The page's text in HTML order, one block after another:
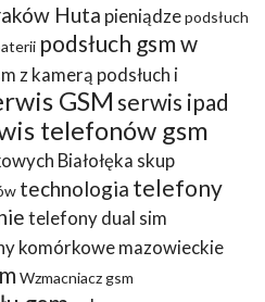
Huta pieniądzepodsłuch
podsłuch gsm w
z kamerą podsłuch i
GSM serwis ipad
telefonów gsm
Białołęka skup
technologia telefony
telefony dual sim
komórkowe mazowieckie
Wzmacniacz gsm